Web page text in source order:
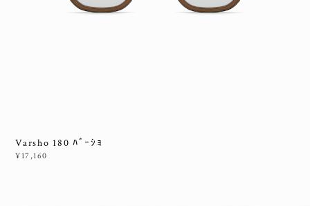
Varsho 180 ﾊﾞｰｼｮ
¥17,160